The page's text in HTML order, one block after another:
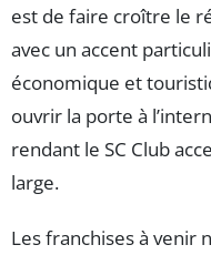
est de faire croître le
avec un accent
économique et
ouvrir la porte à
rendant le SC Club
large.
Les franchises à venir